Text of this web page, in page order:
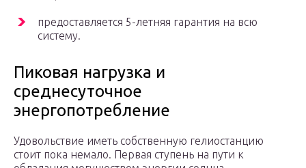
предоставляется 5-летняя гарантия на всю
систему.
Пиковая нагрузка и
среднесуточное
энергопотребление
Удовольствие иметь собственную гелиостанцию
стоит пока немало. Первая ступень на пути к